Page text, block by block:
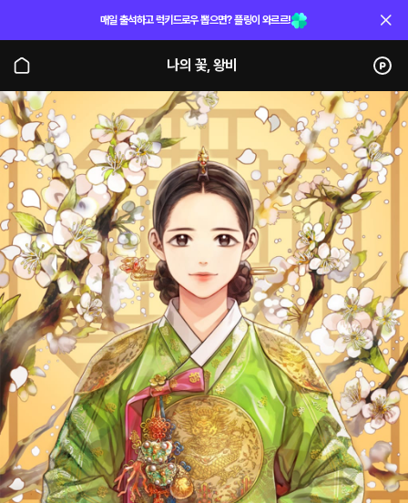
매일 출석하고 럭키드로우 뽑으면? 플링이 와르르!
나의 꽃, 왕비